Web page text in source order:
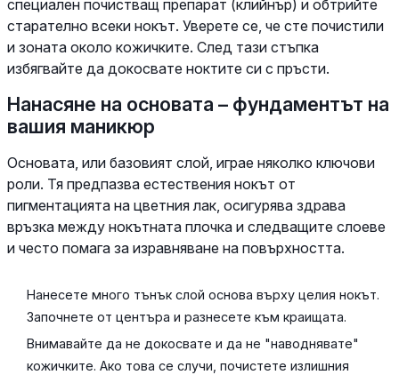
специален почистващ препарат (клийнър) и обтрийте
старателно всеки нокът. Уверете се, че сте почистили
и зоната около кожичките. След тази стъпка
избягвайте да докосвате ноктите си с пръсти.
Нанасяне на основата – фундаментът на
вашия маникюр
Основата, или базовият слой, играе няколко ключови
роли. Тя предпазва естествения нокът от
пигментацията на цветния лак, осигурява здрава
връзка между нокътната плочка и следващите слоеве
и често помага за изравняване на повърхността.
Нанесете много тънък слой основа върху целия нокът.
Започнете от центъра и разнесете към краищата.
Внимавайте да не докосвате и да не "наводнявате"
кожичките. Ако това се случи, почистете излишния